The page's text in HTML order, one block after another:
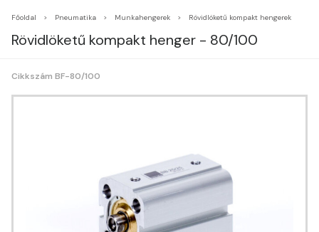
Főoldal Pneumatika Munkahengerek Rövidlöketű kompakt hengerek
Rövidlöketű kompakt henger - 80/100
Cikkszám BF-80/100